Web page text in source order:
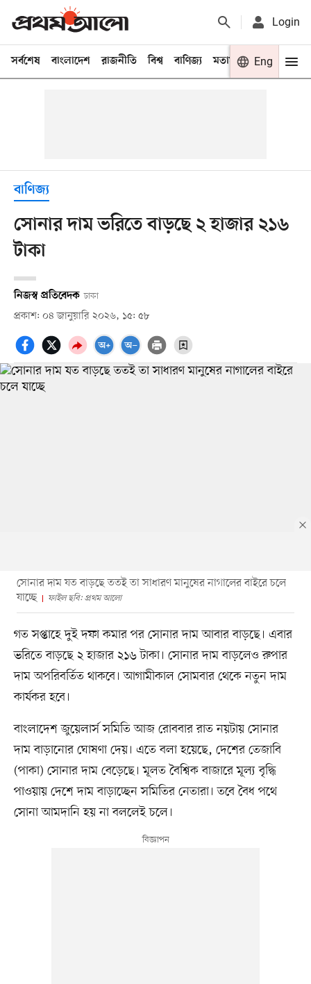
Login
সর্বশেষ বাংলাদেশ রাজনীতি বিশ্ব বাণিজ্য মতামত খেলা
Eng
বাণিজ্য
সোনার দাম ভরিতে বাড়ছে ২ হাজার ২১৬
টাকা
নিজস্ব প্রতিবেদক ঢাকা
প্রকাশ: ০৪ জানুয়ারি ২০২৬, ১৫: ৫৮
সোনার দাম যত বাড়ছে ততই তা সাধারণ মানুষের নাগালের বাইরে চলে
যাচ্ছে
ফাইল ছবি: প্রথম আলো
গত সপ্তাহে দুই দফা কমার পর সোনার দাম আবার বাড়ছে। এবার
ভরিতে বাড়ছে ২ হাজার ২১৬ টাকা। সোনার দাম বাড়লেও রুপার
দাম অপরিবর্তিত থাকবে। আগামীকাল সোমবার থেকে নতুন দাম
কার্যকর হবে।
বাংলাদেশ জুয়েলার্স সমিতি আজ রোববার রাত নয়টায় সোনার
দাম বাড়ানোর ঘোষণা দেয়। এতে বলা হয়েছে, দেশের তেজাবি
(পাকা) সোনার দাম বেড়েছে। মূলত বৈশ্বিক বাজারে মূল্য বৃদ্ধি
পাওয়ায় দেশে দাম বাড়াচ্ছেন সমিতির নেতারা। তবে বৈধ পথে
সোনা আমদানি হয় না বললেই চলে।